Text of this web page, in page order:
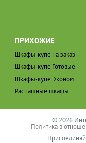
ПРИХОЖИЕ
Шкафы-купе на заказ
Шкафы-купе Готовые
Шкафы-купе Эконом
Распашные шкафы
© 2026
Политика в